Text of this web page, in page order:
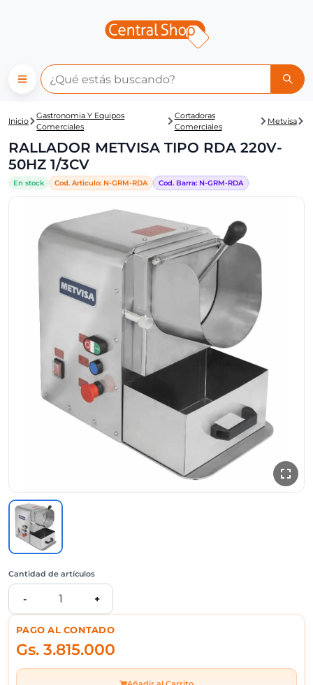
Central Shop: RALLADOR
Inicio
Gastronomia Y Equipos
Comerciales
Cortadoras
Comerciales
Metvisa
RALLADOR METVISA TIPO RDA 220V-
50HZ 1/3CV
En stock Cod. Articulo: N-GRM-RDA Cod. Barra: N-GRM-RDA
PAGO AL CONTADO
Gs. 3.815.000
Cantidad de artículos
- 1 +